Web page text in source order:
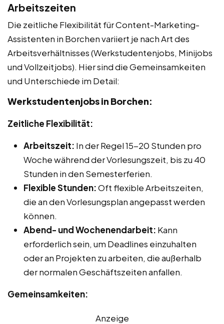
Arbeitszeiten
Die zeitliche Flexibilität für Content-Marketing-
Assistenten in Borchen variiert je nach Art des
Arbeitsverhältnisses (Werkstudentenjobs, Minijobs
und Vollzeitjobs). Hier sind die Gemeinsamkeiten
und Unterschiede im Detail:
Werkstudentenjobs in Borchen:
Zeitliche Flexibilität:
Arbeitszeit: In der Regel 15-20 Stunden pro
Woche während der Vorlesungszeit, bis zu 40
Stunden in den Semesterferien.
Flexible Stunden:Oft flexible Arbeitszeiten,
die an den Vorlesungsplan angepasst werden
können.
Abend- und Wochenendarbeit: Kann
erforderlich sein, um Deadlines einzuhalten
oder an Projekten zu arbeiten, die außerhalb
der normalen Geschäftszeiten anfallen.
Gemeinsamkeiten:
Anzeige